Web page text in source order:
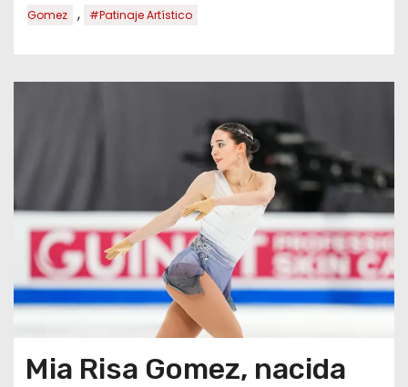
Gomez
, #Patinaje Artístico
Mia Risa Gomez, nacida